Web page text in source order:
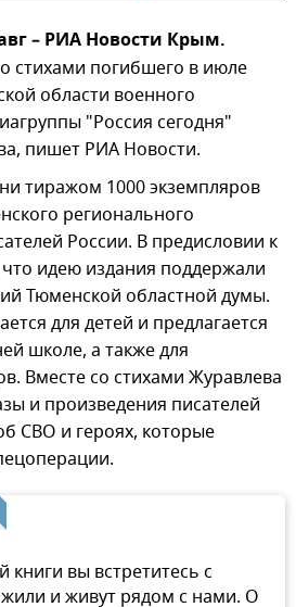
– РИА Новости Крым.
стихами погибшего в июле
области военного
"Россия сегодня"
пишет РИА Новости.
тиражом 1000 экземпляров
регионального
России. В предисловии к
идею издания поддержали
Тюменской областной думы.
для детей и предлагается
школе, а также для
Вместе со стихами Журавлева
и произведения писателей
СВО и героях, которые
книги вы встретитесь с
и живут рядом с нами. О